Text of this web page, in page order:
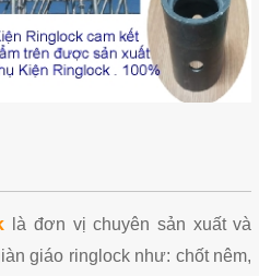
là đơn vị chuyên sản xuất và
giáo ringlock như: chốt nêm,